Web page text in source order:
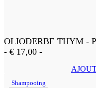
OLIODERBE THYM -
- € 17,00 -
Shampooing